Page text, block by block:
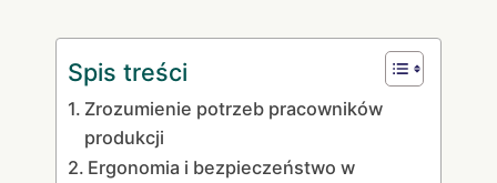
Spis treści
Zrozumienie potrzeb pracowników
produkcji
Ergonomia i bezpieczeństwo w